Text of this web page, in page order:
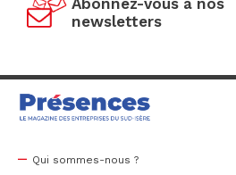
Abonnez-vous à nos
newsletters
Qui sommes-nous ?